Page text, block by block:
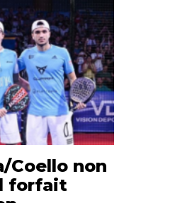
Coello non
forfait